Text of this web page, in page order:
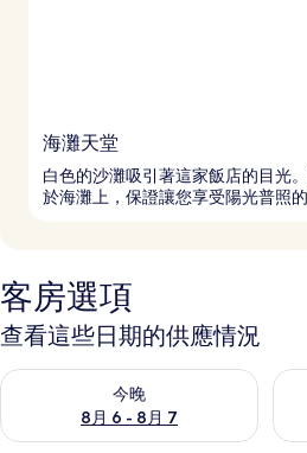
海灘天堂
白色的沙灘吸引著這家飯店的目光
於海灘上，保證讓您享受陽光普照的
客房選項
查看這些日期的供應情況
今晚
8月 6 - 8月 7
查看今晚 (8月 6 - 8月 7) 的供應情況
查